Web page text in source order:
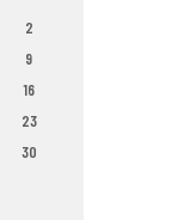
2
9
16
23
30